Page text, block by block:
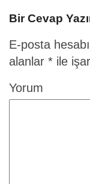
Bir Cevap
E-posta
alanlar * ile
Yorum